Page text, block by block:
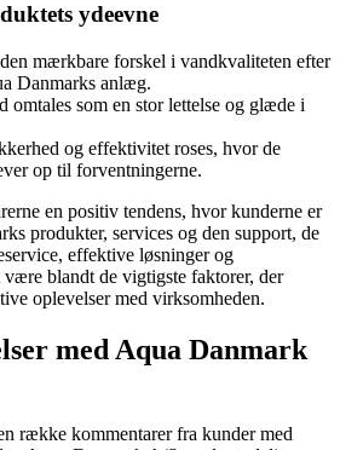
ydeevne
mærkbare forskel i vandkvaliteten efter
Danmarks anlæg.
omtales som en stor lettelse og glæde i
og effektivitet roses, hvor de
op til forventningerne.
en positiv tendens, hvor kunderne er
produkter, services og den support, de
effektive løsninger og
blandt de vigtigste faktorer, der
oplevelser med virksomheden.
med Aqua Danmark
række kommentarer fra kunder med